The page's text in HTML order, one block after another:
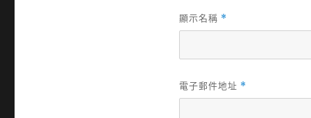
顯示名稱 *
電子郵件地址 *